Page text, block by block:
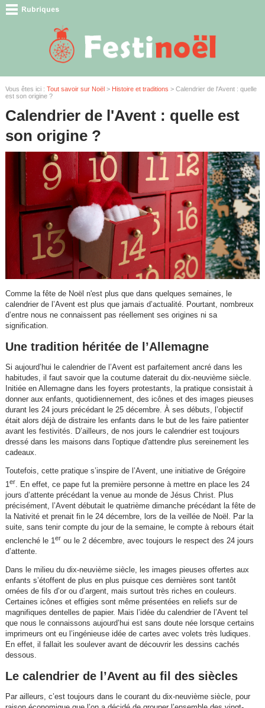
Vous êtes ici : Tout savoir sur Noël> Histoire et traditions > Calendrier de l'Avent : quelle
est son origine ?
Calendrier de l'Avent : quelle est
son origine ?
Comme la fête de Noël n'est plus que dans quelques semaines, le
calendrier de l’Avent est plus que jamais d’actualité. Pourtant, nombreux
d’entre nous ne connaissent pas réellement ses origines ni sa
signification.
Une tradition héritée de l’Allemagne
Si aujourd’hui le calendrier de l’Avent est parfaitement ancré dans les
habitudes, il faut savoir que la coutume daterait du dix-neuvième siècle.
Initiée en Allemagne dans les foyers protestants, la pratique consistait à
donner aux enfants, quotidiennement, des icônes et des images pieuses
durant les 24 jours précédant le 25 décembre. À ses débuts, l’objectif
était alors déjà de distraire les enfants dans le but de les faire patienter
avant les festivités. D’ailleurs, de nos jours le calendrier est toujours
dressé dans les maisons dans l'optique d'attendre plus sereinement les
cadeaux.
Toutefois, cette pratique s’inspire de l’Avent, une initiative de Grégoire
1er. En effet, ce pape fut la première personne à mettre en place les 24
jours d’attente précédant la venue au monde de Jésus Christ. Plus
précisément, l’Avent débutait le quatrième dimanche précédant la fête de
la Nativité et prenait fin le 24 décembre, lors de la veillée de Noël. Par la
suite, sans tenir compte du jour de la semaine, le compte à rebours était
enclenché le 1er ou le 2 décembre, avec toujours le respect des 24 jours
d’attente.
Dans le milieu du dix-neuvième siècle, les images pieuses offertes aux
enfants s’étoffent de plus en plus puisque ces dernières sont tantôt
ornées de fils d’or ou d’argent, mais surtout très riches en couleurs.
Certaines icônes et effigies sont même présentées en reliefs sur de
magnifiques dentelles de papier. Mais l’idée du calendrier de l’Avent tel
que nous le connaissons aujourd’hui est sans doute née lorsque certains
imprimeurs ont eu l’ingénieuse idée de cartes avec volets très ludiques.
En effet, il fallait les soulever avant de découvrir les dessins cachés
dessous.
Le calendrier de l’Avent au fil des siècles
Par ailleurs, c’est toujours dans le courant du dix-neuvième siècle, pour